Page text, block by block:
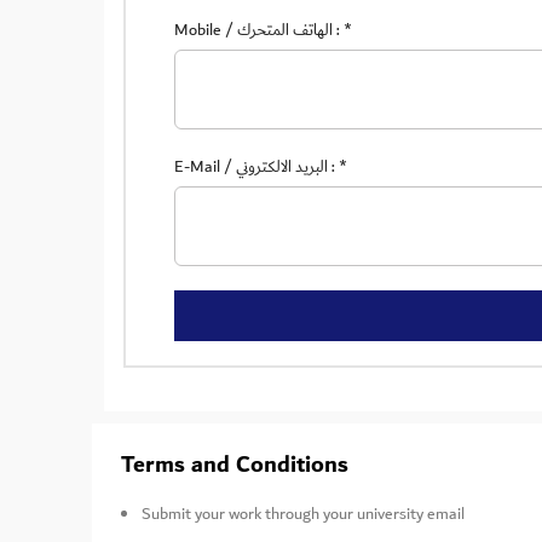
Mobile / الهاتف المتحرك : *
E-Mail / البريد الالكتروني : *
Terms and Conditions
Submit your work through your university email